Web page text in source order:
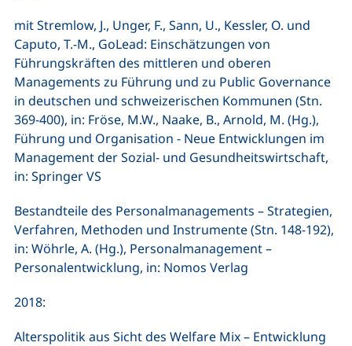
mit Stremlow, J., Unger, F., Sann, U., Kessler, O. und
Caputo, T.-M., GoLead: Einschätzungen von
Führungskräften des mittleren und oberen
Managements zu Führung und zu Public Governance
in deutschen und schweizerischen Kommunen (Stn.
369-400), in: Fröse, M.W., Naake, B., Arnold, M. (Hg.),
Führung und Organisation - Neue Entwicklungen im
Management der Sozial- und Gesundheitswirtschaft,
in: Springer VS
Bestandteile des Personalmanagements – Strategien,
Verfahren, Methoden und Instrumente (Stn. 148-192),
in: Wöhrle, A. (Hg.), Personalmanagement –
Personalentwicklung, in: Nomos Verlag
2018:
Alterspolitik aus Sicht des Welfare Mix – Entwicklung